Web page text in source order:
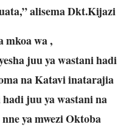
alisema Dkt.Kijazi
mkoa wa ,
juu ya wastani hadi
na Katavi inatarajia
juu ya wastani na
ya mwezi Oktoba